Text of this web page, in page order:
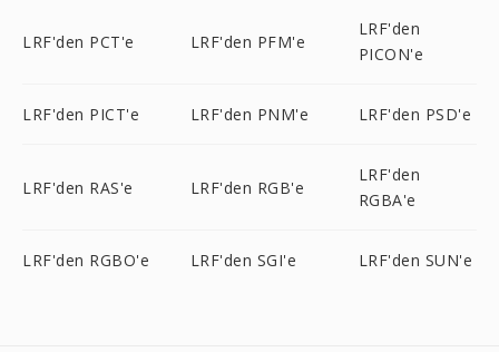
LRF'den PCT'e LRF'den PFM'e
LRF'den
PICON'e
LRF'den PICT'e LRF'den PNM'e LRF'den PSD'e
LRF'den RAS'e LRF'den RGB'e
LRF'den
RGBA'e
LRF'den RGBO'e LRF'den SGI'e LRF'den SUN'e